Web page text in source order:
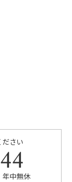
さい
年中無休